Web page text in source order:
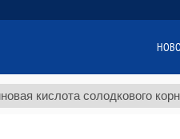
кислота солодкового корня